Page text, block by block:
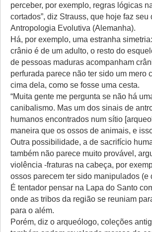
perceber, por exemplo, regras lógicas
cortados”, diz Strauss, que hoje faz
Antropologia Evolutiva (Alemanha).
Há, por exemplo, uma estranha
crânio é de um adulto, o resto do
de pessoas maduras acompanham
perfurada parece não ter sido um mero
cima dela, como se fosse uma cesta.
“Muita gente me pergunta se não há
canibalismo. Mas um dos sinais de
humanos encontrados num sítio
maneira que os ossos de animais, e
Outra possibilidade, a de sacrifício
também não parece muito provável,
violência -fraturas na cabeça, por
ossos parecem ter sido manipulados
É tentador pensar na Lapa do Santo
onde as tribos da região se reuniam
para o além.
Porém, diz o arqueólogo, coleções